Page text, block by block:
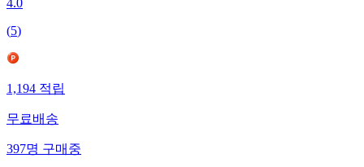
4.0
(5)
1,194적립
무료배송
397명구매중